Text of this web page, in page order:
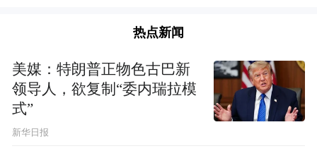
热点新闻
美媒：特朗普正物色古巴新
领导人，欲复制“委内瑞拉模
式”
新华日报